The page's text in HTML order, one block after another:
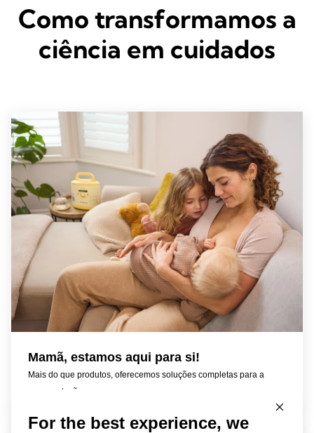
Como transformamos a
ciência em cuidados
Mamã, estamos aqui para si!
Mais do que produtos, oferecemos soluções completas para a
amamentação.
For the best experience, we